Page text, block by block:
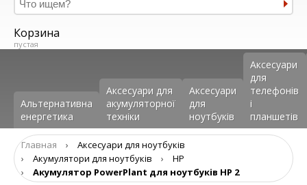
Корзина
пустая
Альтернативна
енергетика
Аксесуари для
акумуляторної
техніки
Аксесуари
для
ноутбуків
Аксеcуари
для
телефонів
і
планшетів
Главная ›
Аксесуари для ноутбуків
›
Aкумулятори для ноутбуків ›
HP
›
Акумулятор PowerPlant для ноутбуків HP 2